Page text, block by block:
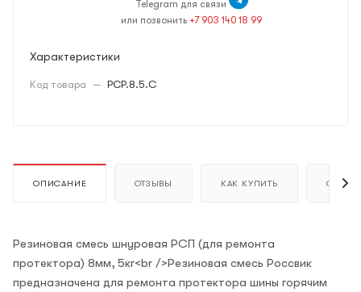
Telegram для связи
или позвонить +7 903 140 18 99
Характеристики
Код товара — PCP.8.5.С
ОПИСАНИЕ ОТЗЫВЫ КАК КУПИТЬ ОПЛАТА
Резиновая смесь шнуровая РСП (для ремонта
протектора) 8мм, 5кг<br />Резиновая смесь Россвик
предназначена для ремонта протектора шины горячим